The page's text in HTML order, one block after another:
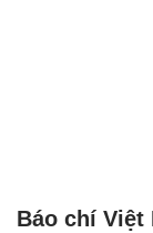
Báo chí